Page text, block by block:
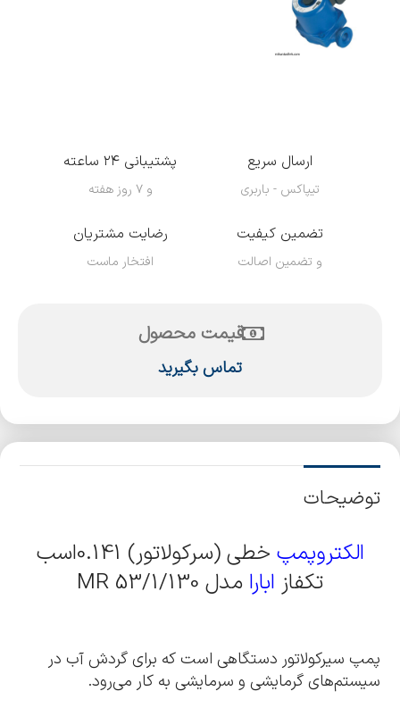
ارسال سریع
تیپاکس - باربری
پشتیبانی ۲۴ ساعته
و ۷ روز هفته
تضمین کیفیت
و تضمین اصالت
رضایت مشتریان
افتخار ماست
قیمت محصول
تماس بگیرید
توضیحات
الکتروپمپ
خطی (سرکولاتور) 0.141اسب
تکفاز ابارا مدل MR 53/1/130
پمپ سیرکولاتور دستگاهی است که برای گردش آب در
سیستم‌های گرمایشی و سرمایشی به کار می‌رود.